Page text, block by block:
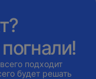
подходит
будет решать